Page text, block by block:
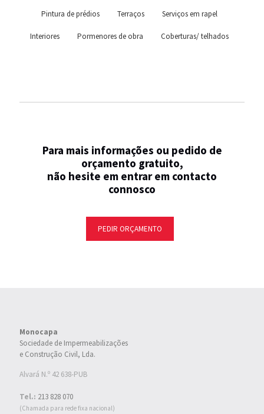
Pintura de prédios Terraços Serviços em rapel
Interiores Pormenores de obra Coberturas/ telhados
Para mais informações ou pedido de
orçamento gratuito,
não hesite em entrar em contacto
connosco
PEDIR ORÇAMENTO
Monocapa
Sociedade de Impermeabilizações
e Construção Civil, Lda.
Alvará N.º 42 638-PUB
Tel.: 213 828 070
(Chamada para rede fixa nacional)